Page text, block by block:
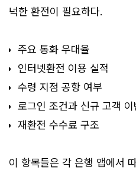
넉한 환전이 필요하다.
주요 통화 우대율
인터넷환전 이용 실적
수령 지점 공항 여부
로그인 조건과 신규 고객 이
재환전 수수료 구조
이 항목들은 각 은행 앱에서